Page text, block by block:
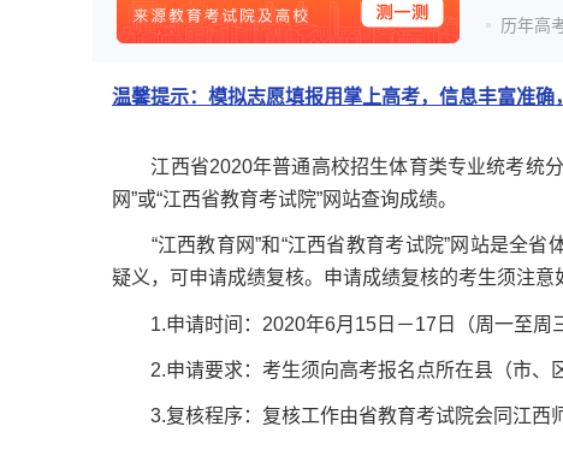
历年高
温馨提示：模拟志愿填报用掌上高考，信息丰富准确
江西省2020年普通高校招生体育类专业统考统分
网”或“江西省教育考试院”网站查询成绩。
“江西教育网”和“江西省教育考试院”网站是全省
疑义，可申请成绩复核。申请成绩复核的考生须注意
1.申请时间：2020年6月15日－17日（周一至周
2.申请要求：考生须向高考报名点所在县（市、
3.复核程序：复核工作由省教育考试院会同江西师